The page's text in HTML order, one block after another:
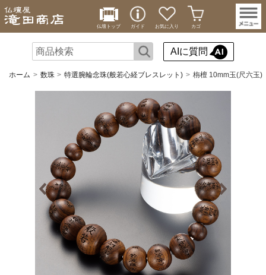
仏壇トップ ガイド お気に入り カゴ
AIに質問
ホーム 数珠 特選腕輪念珠(般若心経ブレスレット) 栴檀 10mm玉(尺六玉)